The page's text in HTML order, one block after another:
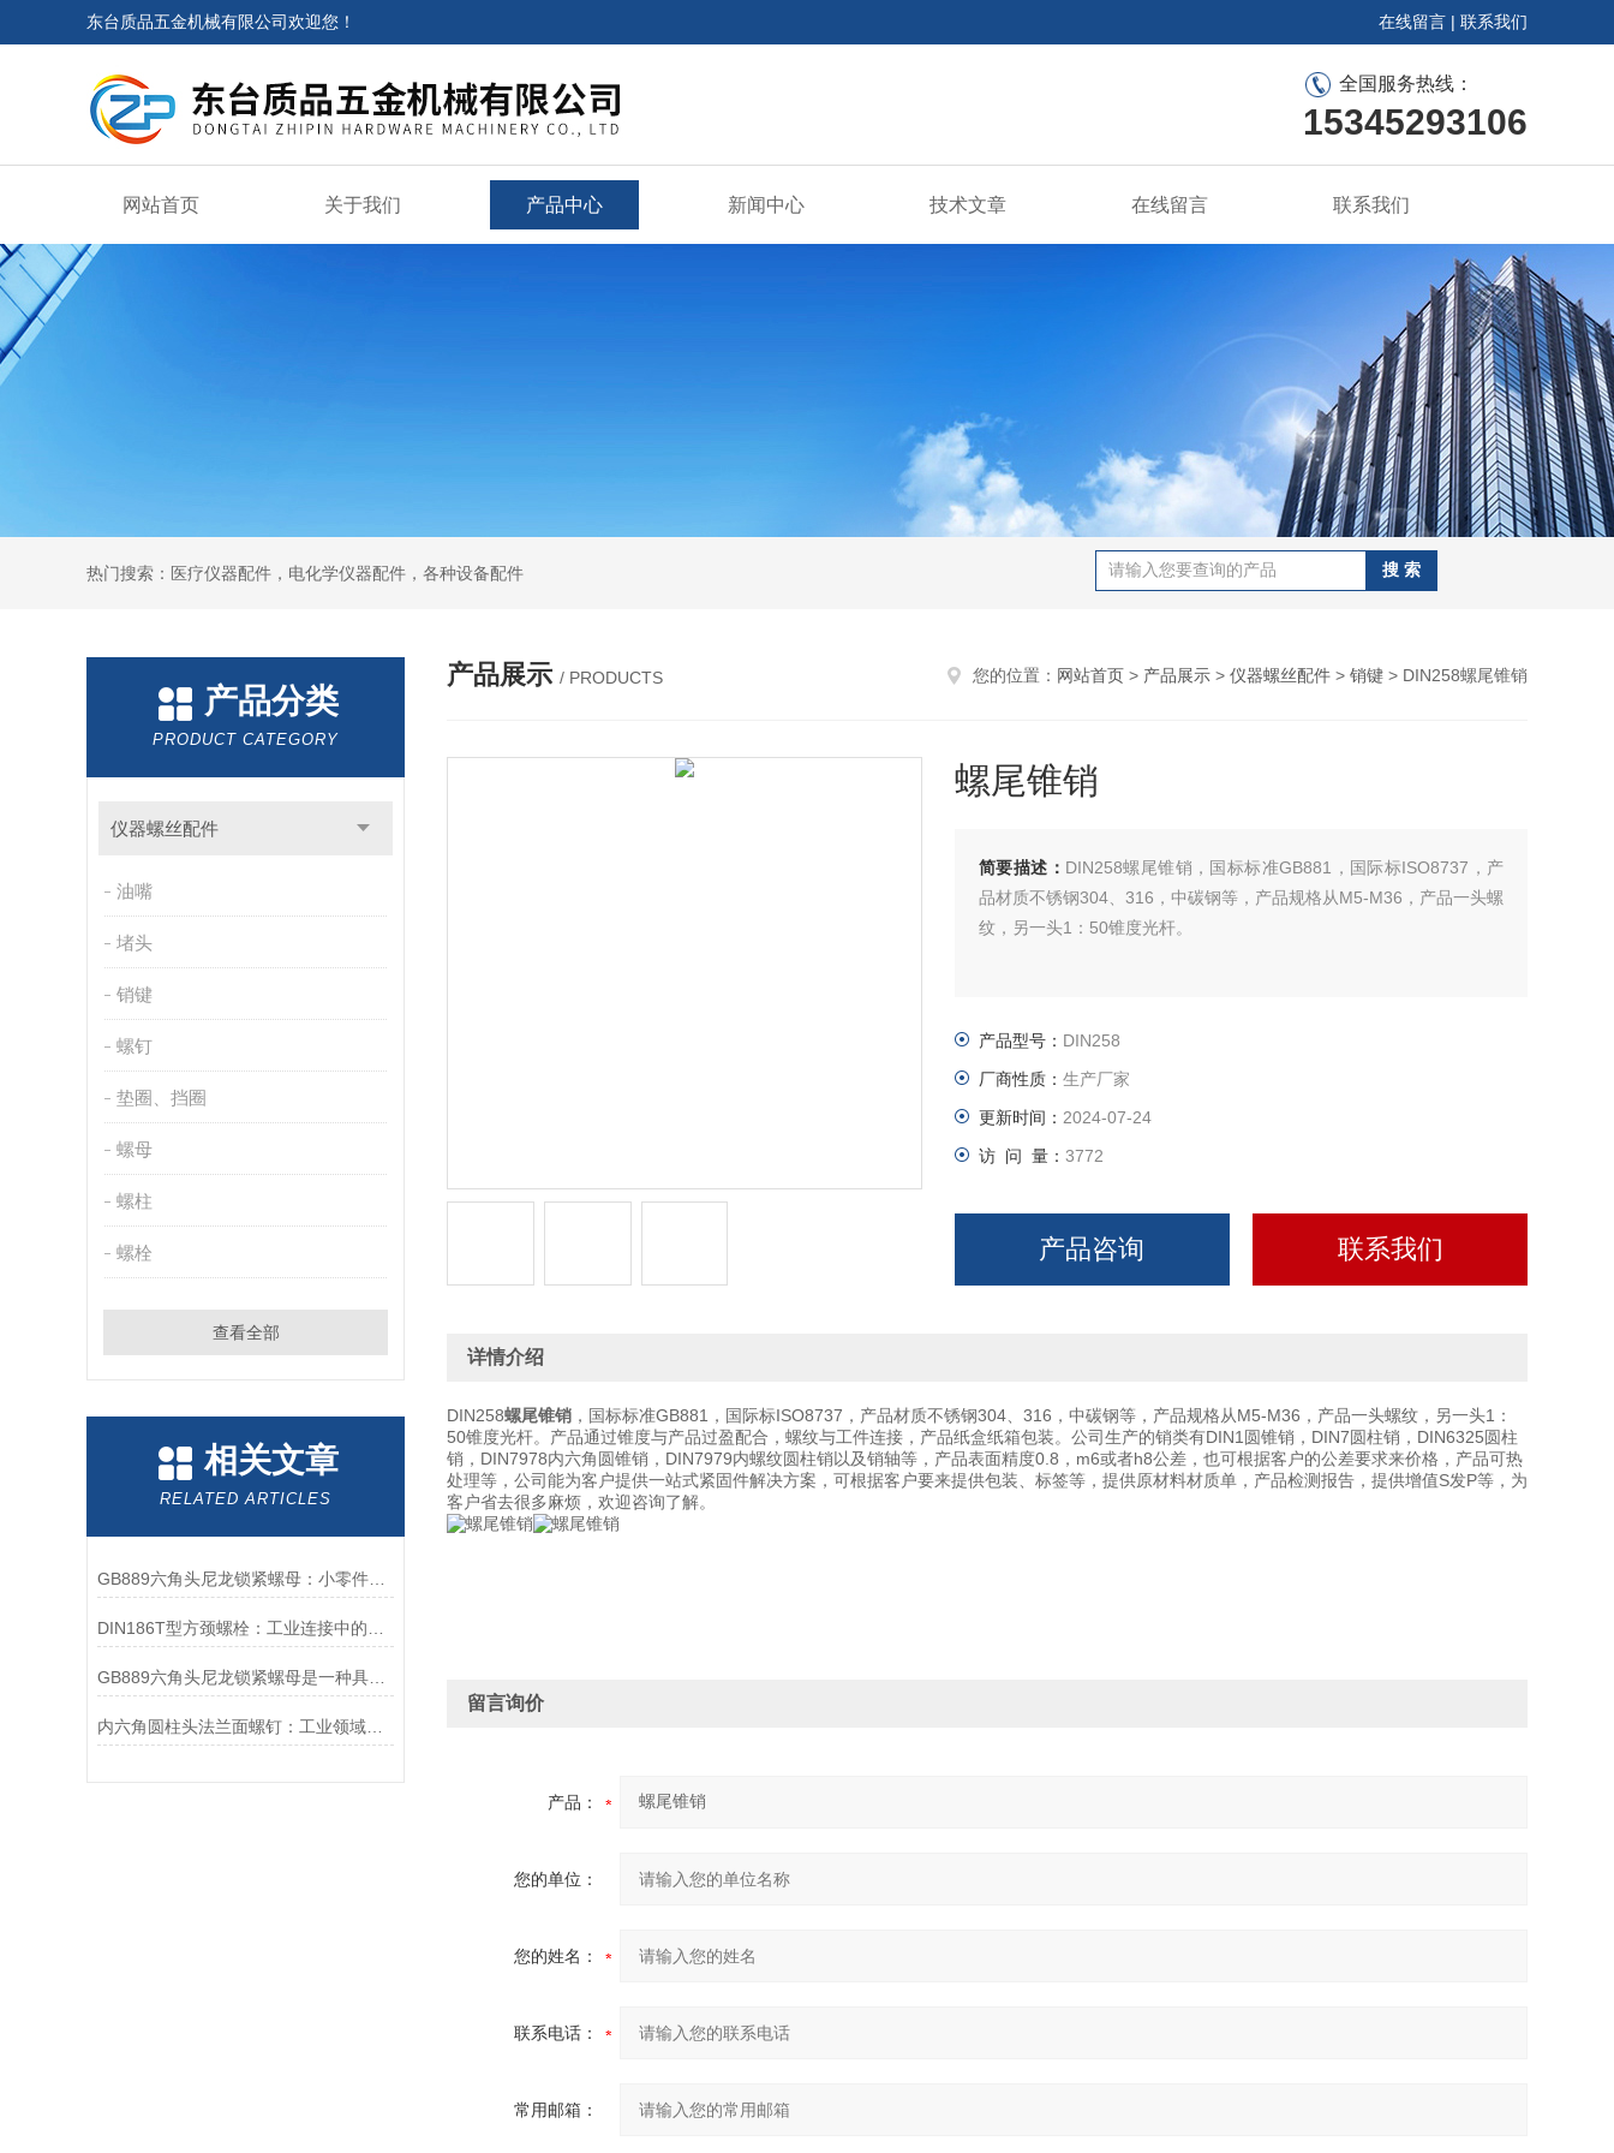
东台质品五金机械有限公司欢迎您！ 在线留言 | 联系我们
全国服务热线：
15345293106
网站首页 关于我们 产品中心 新闻中心 技术文章 在线留言 联系我们
热门搜索：医疗仪器配件，电化学仪器配件，各种设备配件
产品分类
PRODUCT CATEGORY
仪器螺丝配件
油嘴
堵头
销键
螺钉
垫圈、挡圈
螺母
螺柱
螺栓
查看全部
相关文章
RELATED ARTICLES
GB889六角头尼龙锁紧螺母：小零件中的大智慧
GB889六角头尼龙锁紧螺母是一种具有特殊设计的螺母
内六角圆柱头法兰面螺钉：工业领域的微小巨人
产品展示 / PRODUCTS 您的位置： 网站首页 > 产品展示 > 仪器螺丝配件 > 销键 > DIN258螺尾锥销
螺尾锥销
简要描述： DIN258螺尾锥销，国标标准GB881，国际标ISO8737，产
品材质不锈钢304、316，中碳钢等，产品规格从M5-M36，产品一头螺
纹，另一头1：50锥度光杆。
产品型号： DIN258
厂商性质： 生产厂家
更新时间： 2024-07-24
访 问 量： 3772
产品咨询 联系我们
详情介绍
DIN258螺尾锥销 ，国标标准GB881，国际标ISO8737，产品材质不锈钢304、316，中碳钢等，产品规格从M5-M36，产品一头螺纹，另一头1：
50锥度光杆。产品通过锥度与产品过盈配合，螺纹与工件连接，产品纸盒纸箱包装。公司生产的销类有DIN1圆锥销，DIN7圆柱销，DIN6325圆柱
销，DIN7978内六角圆锥销，DIN7979内螺纹圆柱销以及销轴等，产品表面精度0.8，m6或者h8公差，也可根据客户的公差要求来价格，产品可热
处理等，公司能为客户提供一站式紧固件解决方案，可根据客户要来提供包装、标签等，提供原材料材质单，产品检测报告，提供增值S发P等，为
客户省去很多麻烦，欢迎咨询了解。
留言询价
产品：
您的单位：
您的姓名：
联系电话：
常用邮箱：